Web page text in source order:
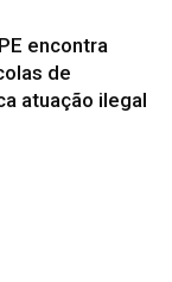
encontra
de
atuação ilegal